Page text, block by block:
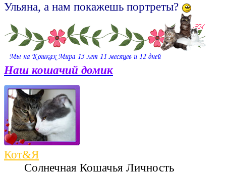
Ульяна, а нам покажешь портреты?
Наш кошачий домик
Кот&Я
Солнечная Кошачья Личность